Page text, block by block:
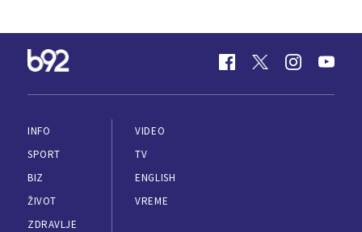
INFO
SPORT
BIZ
ŽIVOT
ZDRAVLJE
VIDEO
TV
ENGLISH
VREME